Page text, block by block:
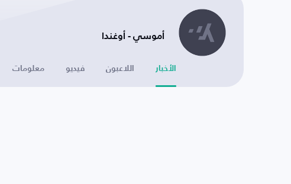
أموسي - أوغندا
الأخبار اللاعبون فيديو معلومات